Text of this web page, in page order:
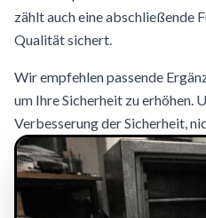
zählt auch eine abschließende
Qualität sichert.
Wir empfehlen passende
um Ihre Sicherheit zu erhöhen.
Verbesserung der Sicherheit,